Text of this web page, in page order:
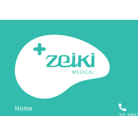
Home